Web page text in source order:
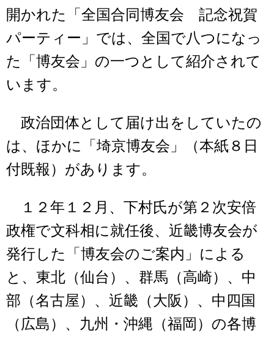
開かれた「全国合同博友会 記念祝賀
パーティー」では、全国で八つになっ
た「博友会」の一つとして紹介されて
います。
政治団体として届け出をしていたの
は、ほかに「埼京博友会」（本紙８日
付既報）があります。
１２年１２月、下村氏が第２次安倍
政権で文科相に就任後、近畿博友会が
発行した「博友会のご案内」による
と、東北（仙台）、群馬（高崎）、中
部（名古屋）、近畿（大阪）、中四国
（広島）、九州・沖縄（福岡）の各博